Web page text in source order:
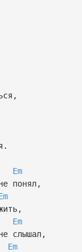
Em
понял,
Em
слышал,
Em